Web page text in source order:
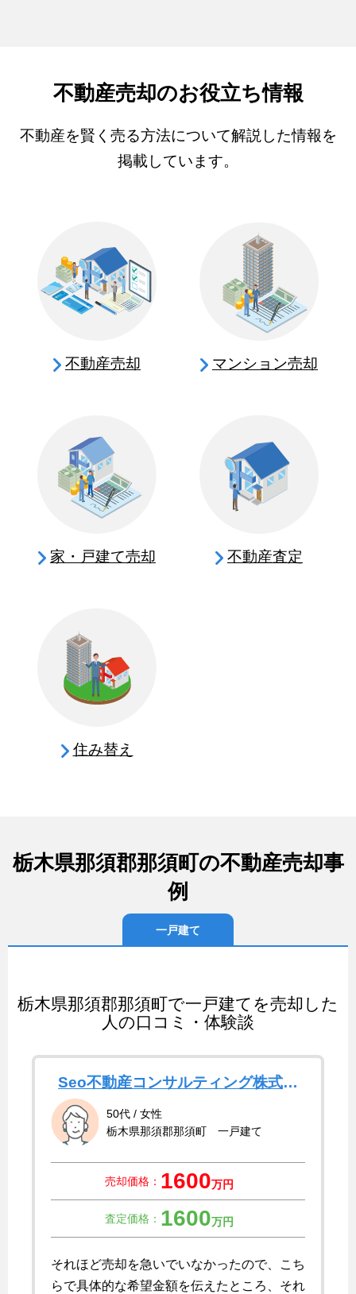
不動産売却のお役立ち情報
不動産を賢く売る方法について解説した情報を
掲載しています。
不動産売却 マンション売却
家・戸建て売却 不動産査定
住み替え
栃木県那須郡那須町の不動産売却事
例
一戸建て
栃木県那須郡那須町で一戸建てを売却した
人の口コミ・体験談
Seo不動産コンサルティング株式会
50代 / 女性
栃木県那須郡那須町 一戸建て
売却価格： 1600万円
査定価格： 1600万円
それほど売却を急いでいなかったので、こち
らで具体的な希望金額を伝えたところ、それ